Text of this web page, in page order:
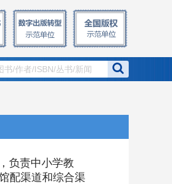
负责中小学教
配渠道和综合渠